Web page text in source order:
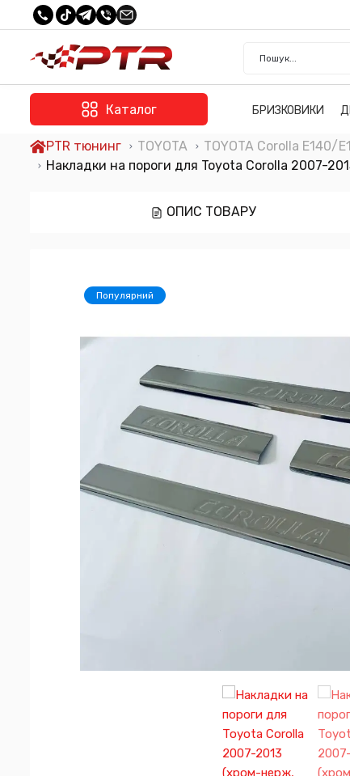
Каталог БРИЗКОВИКИ
PTR тюнинг TOYOTA TOYOTA Corolla E140/
Накладки на пороги для Toyota Corolla 2007-
ОПИС ТОВАРУ
Популярний